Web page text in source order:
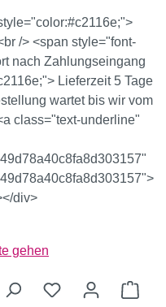
/> <span style="font-
nach Zahlungseingang
Lieferzeit 5 Tage
wartet bis wir vom
class="text-underline"
div>